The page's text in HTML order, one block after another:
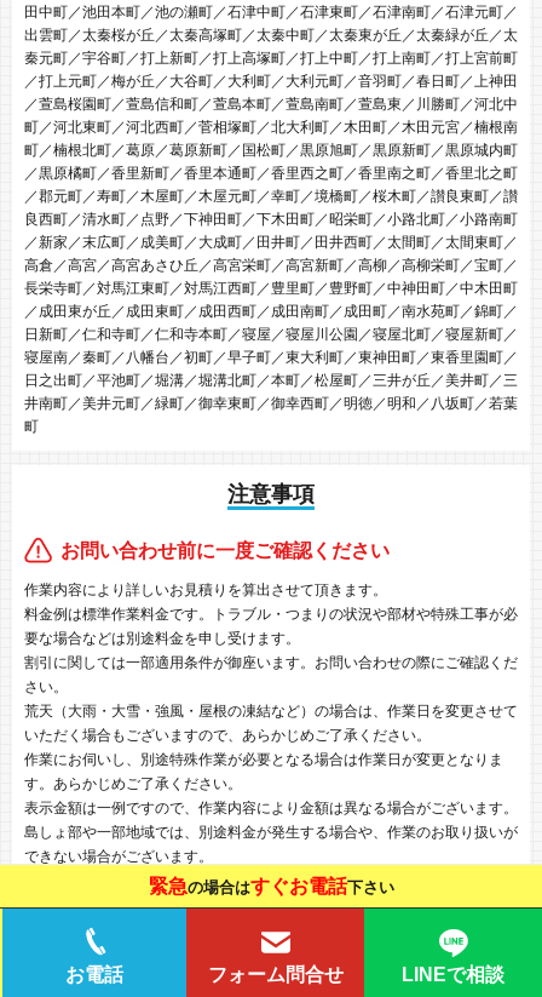
田中町／池田本町／池の瀬町／石津中町／石津東町／石津南町／石津元町／
出雲町／太秦桜が丘／太秦高塚町／太秦中町／太秦東が丘／太秦緑が丘／太
秦元町／宇谷町／打上新町／打上高塚町／打上中町／打上南町／打上宮前町
／打上元町／梅が丘／大谷町／大利町／大利元町／音羽町／春日町／上神田
／萱島桜園町／萱島信和町／萱島本町／萱島南町／萱島東／川勝町／河北中
町／河北東町／河北西町／菅相塚町／北大利町／木田町／木田元宮／楠根南
町／楠根北町／葛原／葛原新町／国松町／黒原旭町／黒原新町／黒原城内町
／黒原橘町／香里新町／香里本通町／香里西之町／香里南之町／香里北之町
／郡元町／寿町／木屋町／木屋元町／幸町／境橋町／桜木町／讃良東町／讃
良西町／清水町／点野／下神田町／下木田町／昭栄町／小路北町／小路南町
／新家／末広町／成美町／大成町／田井町／田井西町／太間町／太間東町／
高倉／高宮／高宮あさひ丘／高宮栄町／高宮新町／高柳／高柳栄町／宝町／
長栄寺町／対馬江東町／対馬江西町／豊里町／豊野町／中神田町／中木田町
／成田東が丘／成田東町／成田西町／成田南町／成田町／南水苑町／錦町／
日新町／仁和寺町／仁和寺本町／寝屋／寝屋川公園／寝屋北町／寝屋新町／
寝屋南／秦町／八幡台／初町／早子町／東大利町／東神田町／東香里園町／
日之出町／平池町／堀溝／堀溝北町／本町／松屋町／三井が丘／美井町／三
井南町／美井元町／緑町／御幸東町／御幸西町／明徳／明和／八坂町／若葉
町
注意事項
お問い合わせ前に一度ご確認ください
作業内容により詳しいお見積りを算出させて頂きます。
料金例は標準作業料金です。トラブル・つまりの状況や部材や特殊工事が必
要な場合などは別途料金を申し受けます。
割引に関しては一部適用条件が御座います。お問い合わせの際にご確認くだ
さい。
荒天（大雨・大雪・強風・屋根の凍結など）の場合は、作業日を変更させて
いただく場合もございますので、あらかじめご了承ください。
作業にお伺いし、別途特殊作業が必要となる場合は作業日が変更となりま
す。あらかじめご了承ください。
表示金額は一例ですので、作業内容により金額は異なる場合がございます。
島しょ部や一部地域では、別途料金が発生する場合や、作業のお取り扱いが
できない場合がございます。
建物側にて正常な設備工事が出来ていない場合などの修理不可に関してはお
支払対象となります。
作業時は動作確認をおこないますので、修理後のご確認いただいた時点で作
業は終了となります。
緊急の場合はすぐお電話下さい
お電話 フォーム問合せ LINEで相談